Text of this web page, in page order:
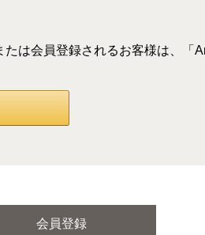
は会員登録されるお客様は、「
会員登録